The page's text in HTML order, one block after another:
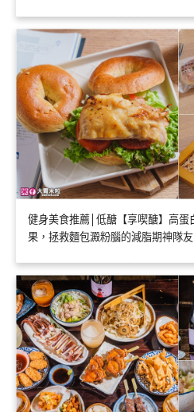
健身美食推薦│低醣【享喫醣】高蛋
果，拯救麵包澱粉腦的減脂期神隊友